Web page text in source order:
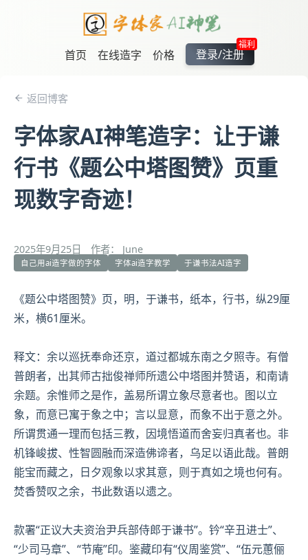
首页 在线造字 价格
福利
登录/注册
返回博客
字体家AI神笔造字：让于谦
行书《题公中塔图赞》页重
现数字奇迹！
2025年9月25日 作者： June
自己用ai造字做的字体 字体ai造字教学 于谦书法AI造字
《题公中塔图赞》页，明， 于谦书，纸本，行书，纵29厘
米，横61厘米。
释文：余以巡抚奉命还京，道过都城东南之夕照寺。有僧
普朗者，出其师古拙俊禅师所遗公中塔图并赞语，和南请
余题。余惟师之是作，盖易所谓立象尽意者也。图以立
象，而意已寓于象之中；言以显意，而象不出于意之外。
所谓贯通一理而包括三教，因境悟道而舍妄归真者也。非
机锋峻拔、性智圆融而深造佛谛者，乌足以语此哉。普朗
能宝而藏之，日夕观象以求其意，则于真如之境也何有。
焚香赞叹之余，书此数语以遗之。
款署“正议大夫资治尹兵部侍郎于谦书”。钤“辛丑进士”、
“少司马章”、“节庵”印。鉴藏印有“仪周鉴赏”、“伍元蕙俪